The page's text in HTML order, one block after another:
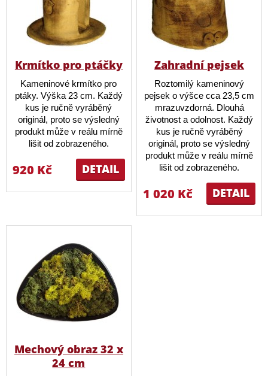
Krmítko pro ptáčky
Kameninové krmítko pro
ptáky. Výška 23 cm. Každý
kus je ručně vyráběný
originál, proto se výsledný
produkt může v reálu mírně
lišit od zobrazeného.
DETAIL
920 Kč
Zahradní pejsek
Roztomilý kameninový
pejsek o výšce cca 23,5 cm
mrazuvzdorná. Dlouhá
životnost a odolnost. Každý
kus je ručně vyráběný
originál, proto se výsledný
produkt může v reálu mírně
lišit od zobrazeného.
DETAIL
1 020 Kč
Mechový obraz 32 x
24 cm